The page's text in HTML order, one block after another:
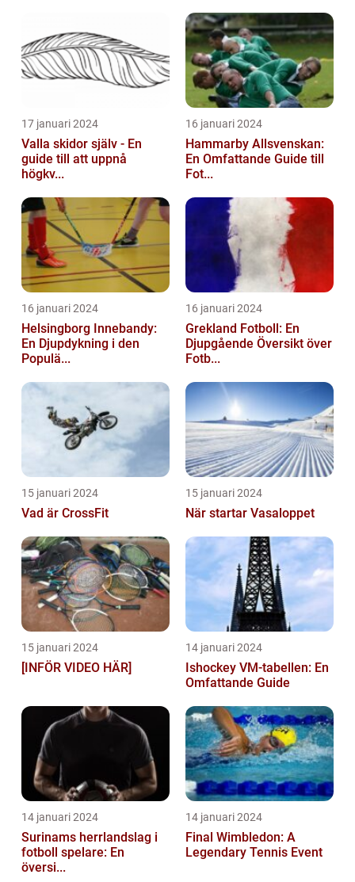
17 januari 2024
Valla skidor själv - En
guide till att uppnå
högkv...
16 januari 2024
Hammarby Allsvenskan:
En Omfattande Guide till
Fot...
16 januari 2024
Helsingborg Innebandy:
En Djupdykning i den
Populä...
16 januari 2024
Grekland Fotboll: En
Djupgående Översikt över
Fotb...
15 januari 2024
Vad är CrossFit
15 januari 2024
När startar Vasaloppet
15 januari 2024
[INFÖR VIDEO HÄR]
14 januari 2024
Ishockey VM-tabellen: En
Omfattande Guide
14 januari 2024
Surinams herrlandslag i
fotboll spelare: En
översi...
14 januari 2024
Final Wimbledon: A
Legendary Tennis Event